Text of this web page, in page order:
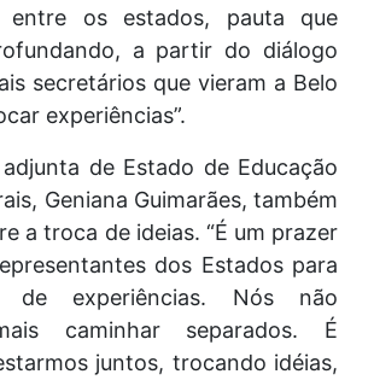
entre os estados, pauta que
a partir do diálogo
secretários que vieram a Belo
experiências”.
de Estado de Educação
Geniana Guimarães, também
a troca de ideias. “É um prazer
dos Estados para
de experiências. Nós não
caminhar separados. É
juntos, trocando idéias,